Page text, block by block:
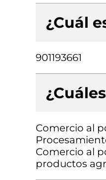
¿Cuál
901193661
Comercio al
Comercio al
productos